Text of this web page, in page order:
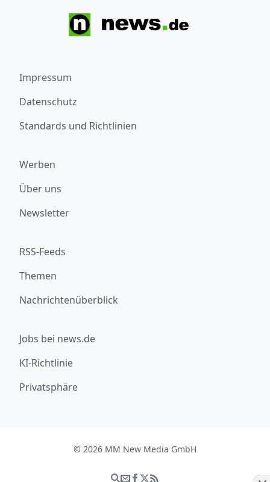
Impressum
Datenschutz
Standards und Richtlinien
Werben
Über uns
Newsletter
RSS-Feeds
Themen
Nachrichtenüberblick
Jobs bei news.de
KI-Richtlinie
Privatsphäre
© 2026 MM New Media GmbH